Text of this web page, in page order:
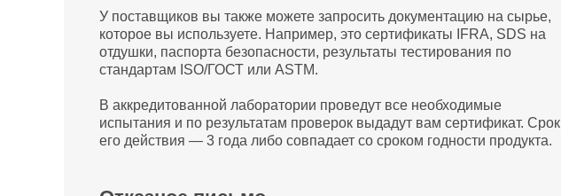
У поставщиков вы также можете запросить документацию на сырье,
которое вы используете. Например, это сертификаты IFRA, SDS на
отдушки, паспорта безопасности, результаты тестирования по
стандартам ISO/ГОСТ или ASTM.
В аккредитованной лаборатории проведут все необходимые
испытания и по результатам проверок выдадут вам сертификат. Срок
его действия — 3 года либо совпадает со сроком годности продукта.